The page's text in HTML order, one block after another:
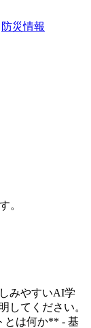
防災情報
。
みやすいAI学
してください。
とは何か** - 基